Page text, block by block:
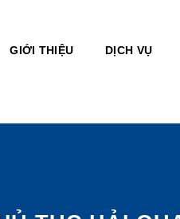
GIỚI THIỆU DỊCH VỤ